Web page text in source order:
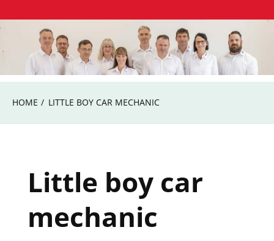
to
content
Autohaus Bohlig
Autohaus Bohlig Frankfurt/Oder
HOME LITTLE BOY CAR MECHANIC
Little boy car
mechanic